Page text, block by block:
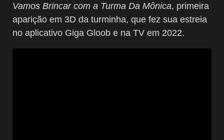
Vamos Brincar com a Turma Da Mônica, primeira
aparição em 3D da turminha, que fez sua estreia
no aplicativo Giga Gloob e na TV em 2022.